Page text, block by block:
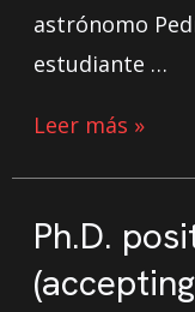
astrónomo
estudiante …
Leer más »
Ph.D.